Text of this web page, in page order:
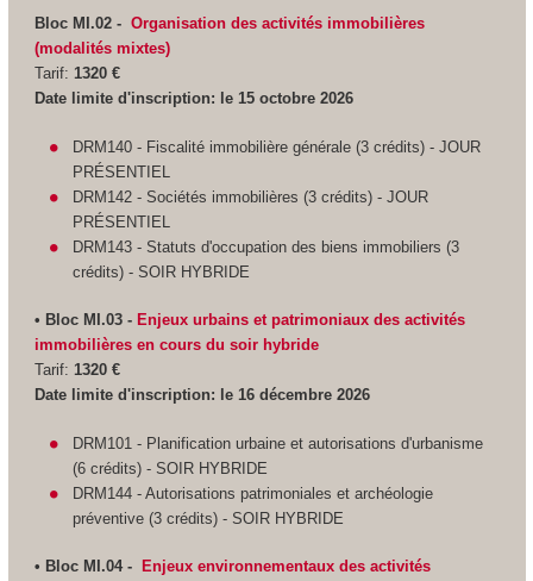
Bloc MI.02 - Organisation des activités immobilières
(modalités mixtes)
Tarif: 1320 €
Date limite d'inscription: le 15 octobre 2026
DRM140 - Fiscalité immobilière générale (3 crédits) - JOUR
PRÉSENTIEL
DRM142 - Sociétés immobilières (3 crédits) - JOUR
PRÉSENTIEL
DRM143 - Statuts d'occupation des biens immobiliers (3
crédits) - SOIR HYBRIDE
• Bloc MI.03 - Enjeux urbains et patrimoniaux des activités
immobilières en cours du soir hybride
Tarif: 1320 €
Date limite d'inscription: le 16 décembre 2026
DRM101 - Planification urbaine et autorisations d'urbanisme
(6 crédits) - SOIR HYBRIDE
DRM144 - Autorisations patrimoniales et archéologie
préventive (3 crédits) - SOIR HYBRIDE
• Bloc MI.04 -
Enjeux environnementaux des activités